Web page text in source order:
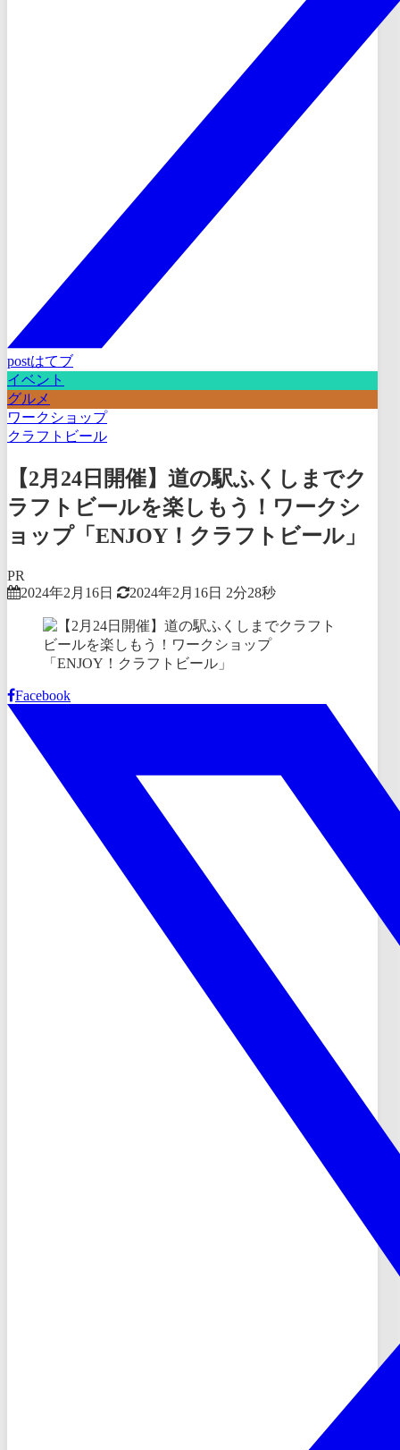
postはてブ
イベント
グルメ
ワークショップ
クラフトビール
【2月24日開催】道の駅ふくしまでク
ラフトビールを楽しもう！ワークシ
ョップ「ENJOY！クラフトビール」
PR
2024年2月16日
2024年2月16日 2分28秒
Facebook